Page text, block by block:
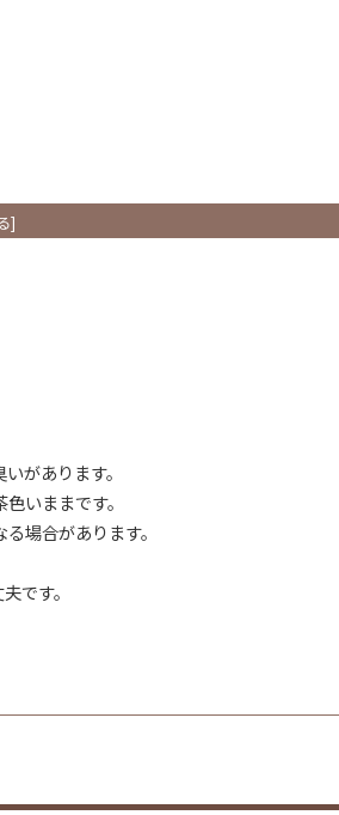
があります。
いままです。
場合があります。
です。